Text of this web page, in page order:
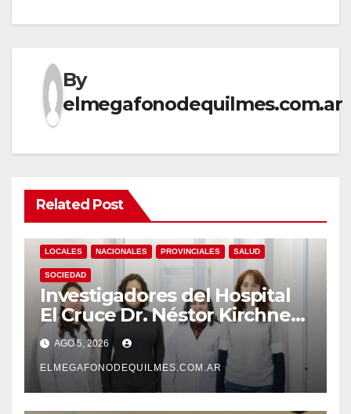
By
elmegafonodequilmes.com.ar
Related Post
LOCALES NACIONALES PROVINCIALES SALUD
SOCIEDAD
Investigadores del Hospital
El Cruce Dr. Néstor Kirchner
desarrollan un estudio
pionero sobre el
envejecimiento cerebral y las
demencias
AGO 5, 2026
ELMEGAFONODEQUILMES.COM.AR